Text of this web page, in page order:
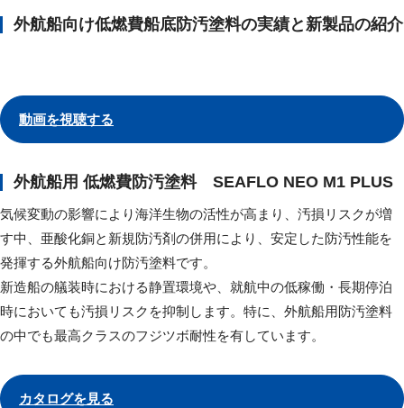
外航船向け低燃費船底防汚塗料の実績と新製品の紹介
動画を視聴する
外航船用 低燃費防汚塗料 SEAFLO NEO M1 PLUS
気候変動の影響により海洋生物の活性が高まり、汚損リスクが増
す中、亜酸化銅と新規防汚剤の併用により、安定した防汚性能を
発揮する外航船向け防汚塗料です。
新造船の艤装時における静置環境や、就航中の低稼働・長期停泊
時においても汚損リスクを抑制します。特に、外航船用防汚塗料
の中でも最高クラスのフジツボ耐性を有しています。
カタログを見る